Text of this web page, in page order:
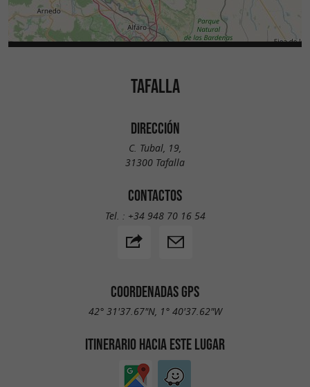
TAFALLA
DIRECCIÓN
C. Tubal, 19,
31300 Tafalla
CONTACTOS
Tel. : +34 948 70 16 54
COORDENADAS GPS
42° 31'37.67"N, 1° 40'37.62"W
ITINERARIO HACIA ESTE LUGAR